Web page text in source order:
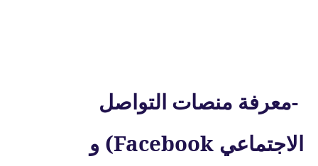
-معرفة منصات التواصل
الاجتماعي (Facebook و